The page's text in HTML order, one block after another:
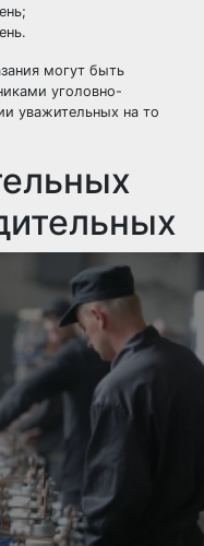
могут быть
уголовно-
уважительных на то